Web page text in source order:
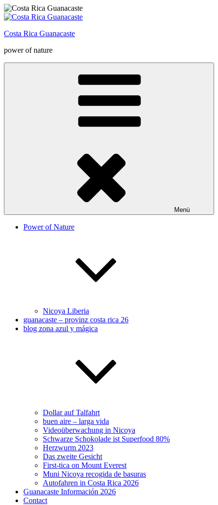
Zum
Inhalt
Costa Rica Guanacaste
power of nature
Menü
Power of Nature
Nicoya Liberia
guanacaste – provinz costa rica 26
blog zona azul y mágica
Dollar auf Talfahrt
buen aire – larga vida
Videoüberwachung in Nicoya
Schwarze Schokolade ist Superfood 80%
Herzwurm 2023
Das zweite Gesicht
First-tica on Mount Everest
Muni Nicoya recogida de basuras
Autofahren in Costa Rica 2026
Guanacaste Información 2026
Contact